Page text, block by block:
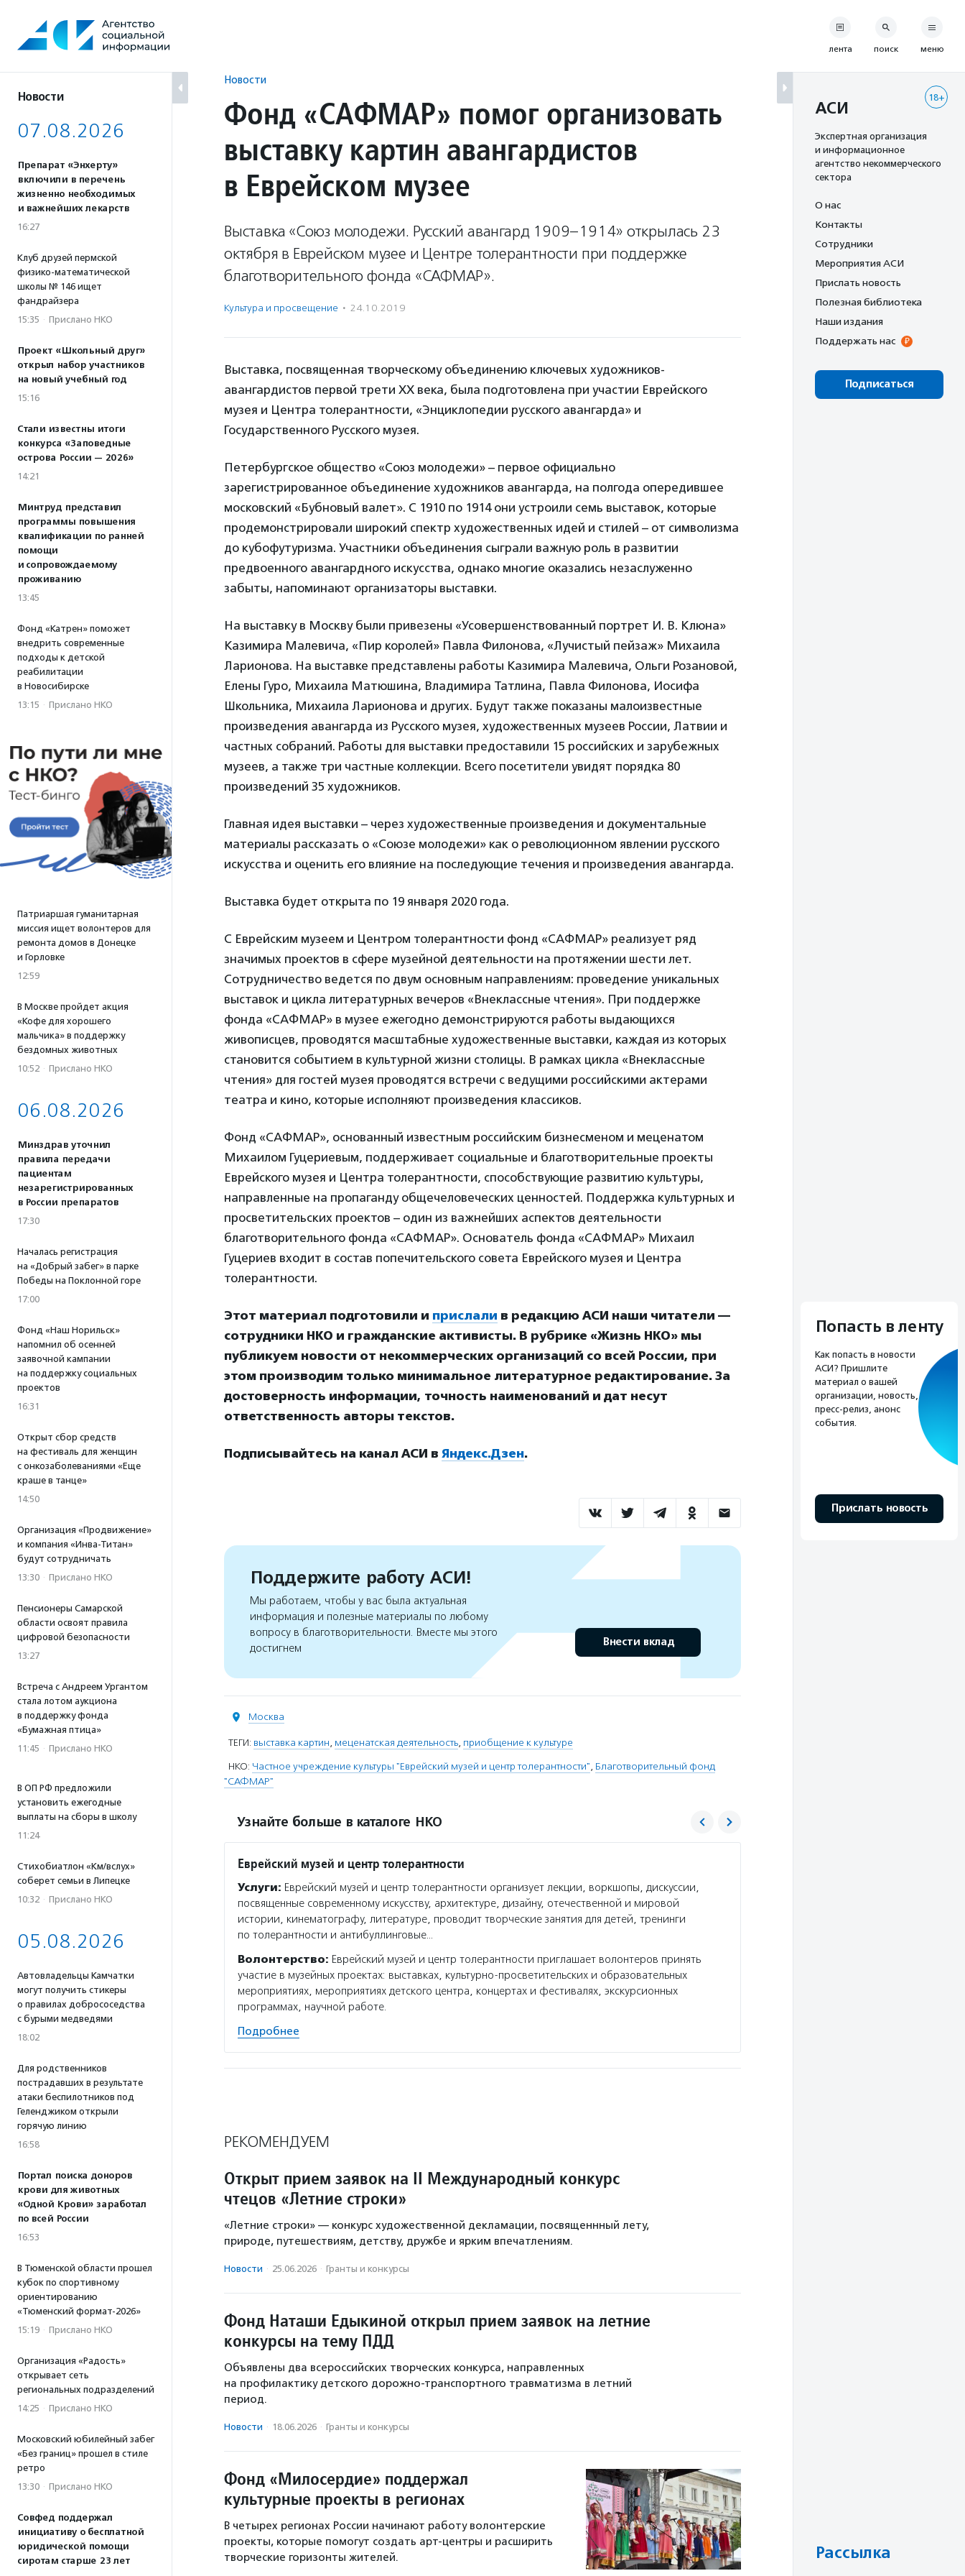
содержанию
Новости
07.08.2026
Препарат «Энхерту»
включили в перечень
жизненно необходимых
и важнейших лекарств
16:27
Клуб друзей пермской
физико-математической
школы № 146 ищет
фандрайзера
15:35 · Прислано НКО
Проект «Школьный друг»
открыл набор участников
на новый учебный год
15:16
Стали известны итоги
конкурса «Заповедные
острова России — 2026»
14:21
Минтруд представил
программы повышения
квалификации по ранней
помощи
и сопровождаемому
проживанию
13:45
Фонд «Катрен» поможет
внедрить современные
подходы к детской
реабилитации
в Новосибирске
13:15 · Прислано НКО
Патриаршая гуманитарная
миссия ищет волонтеров для
ремонта домов в Донецке
и Горловке
12:59
В Москве пройдет акция
«Кофе для хорошего
мальчика» в поддержку
бездомных животных
10:52 · Прислано НКО
06.08.2026
Минздрав уточнил
правила передачи
пациентам
незарегистрированных
в России препаратов
17:30
Началась регистрация
на «Добрый забег» в парке
Победы на Поклонной горе
17:00
Фонд «Наш Норильск»
напомнил об осенней
заявочной кампании
на поддержку социальных
проектов
16:31
Открыт сбор средств
на фестиваль для женщин
с онкозаболеваниями «Еще
краше в танце»
14:50
Организация «Продвижение»
и компания «Инва-Титан»
будут сотрудничать
13:30 · Прислано НКО
Пенсионеры Самарской
области освоят правила
цифровой безопасности
13:27
Встреча с Андреем Ургантом
стала лотом аукциона
в поддержку фонда
«Бумажная птица»
11:45 · Прислано НКО
В ОП РФ предложили
установить ежегодные
выплаты на сборы в школу
11:24
Стихобиатлон «Км/вслух»
соберет семьи в Липецке
10:32 · Прислано НКО
05.08.2026
Автовладельцы Камчатки
могут получить стикеры
о правилах добрососедства
с бурыми медведями
18:02
Для родственников
пострадавших в результате
атаки беспилотников под
Геленджиком открыли
горячую линию
16:58
Портал поиска доноров
крови для животных
«Одной Крови» заработал
по всей России
16:53
В Тюменской области прошел
кубок по спортивному
ориентированию
«Тюменский формат-2026»
15:19 · Прислано НКО
Организация «Радость»
открывает сеть
региональных подразделений
14:25 · Прислано НКО
Московский юбилейный забег
«Без границ» прошел в стиле
ретро
13:30 · Прислано НКО
Совфед поддержал
инициативу о бесплатной
юридической помощи
сиротам старше 23 лет
Новости
Фонд «САФМАР» помог организовать
выставку картин авангардистов
в Еврейском музее
Выставка «Союз молодежи. Русский авангард 1909–1914» открылась 23
октября в Еврейском музее и Центре толерантности при поддержке
благотворительного фонда «САФМАР».
Культура и просвещение · 24.10.2019
Выставка, посвященная творческому объединению ключевых художников-
авангардистов первой трети ХХ века, была подготовлена при участии Еврейского
музея и Центра толерантности, «Энциклопедии русского авангарда» и
Государственного Русского музея.
Петербургское общество «Союз молодежи» – первое официально
зарегистрированное объединение художников авангарда, на полгода опередившее
московский «Бубновый валет». С 1910 по 1914 они устроили семь выставок, которые
продемонстрировали широкий спектр художественных идей и стилей – от символизма
до кубофутуризма. Участники объединения сыграли важную роль в развитии
предвоенного авангардного искусства, однако многие оказались незаслуженно
забыты, напоминают организаторы выставки.
На выставку в Москву были привезены «Усовершенствованный портрет И. В. Клюна»
Казимира Малевича, «Пир королей» Павла Филонова, «Лучистый пейзаж» Михаила
Ларионова. На выставке представлены работы Казимира Малевича, Ольги Розановой,
Елены Гуро, Михаила Матюшина, Владимира Татлина, Павла Филонова, Иосифа
Школьника, Михаила Ларионова и других. Будут также показаны малоизвестные
произведения авангарда из Русского музея, художественных музеев России, Латвии и
частных собраний. Работы для выставки предоставили 15 российских и зарубежных
музеев, а также три частные коллекции. Всего посетители увидят порядка 80
произведений 35 художников.
Главная идея выставки – через художественные произведения и документальные
материалы рассказать о «Союзе молодежи» как о революционном явлении русского
искусства и оценить его влияние на последующие течения и произведения авангарда.
Выставка будет открыта по 19 января 2020 года.
С Еврейским музеем и Центром толерантности фонд «САФМАР» реализует ряд
значимых проектов в сфере музейной деятельности на протяжении шести лет.
Сотрудничество ведется по двум основным направлениям: проведение уникальных
выставок и цикла литературных вечеров «Внеклассные чтения». При поддержке
фонда «САФМАР» в музее ежегодно демонстрируются работы выдающихся
живописцев, проводятся масштабные художественные выставки, каждая из которых
становится событием в культурной жизни столицы. В рамках цикла «Внеклассные
чтения» для гостей музея проводятся встречи с ведущими российскими актерами
театра и кино, которые исполняют произведения классиков.
Фонд «САФМАР», основанный известным российским бизнесменом и меценатом
Михаилом Гуцериевым, поддерживает социальные и благотворительные проекты
Еврейского музея и Центра толерантности, способствующие развитию культуры,
направленные на пропаганду общечеловеческих ценностей. Поддержка культурных и
просветительских проектов – один из важнейших аспектов деятельности
благотворительного фонда «САФМАР». Основатель фонда «САФМАР» Михаил
Гуцериев входит в состав попечительского совета Еврейского музея и Центра
толерантности.
Этот материал подготовили и прислали в редакцию АСИ наши читатели —
сотрудники НКО и гражданские активисты. В рубрике «Жизнь НКО» мы
публикуем новости от некоммерческих организаций со всей России, при
этом производим только минимальное литературное редактирование. За
достоверность информации, точность наименований и дат несут
ответственность авторы текстов.
Подписывайтесь на канал АСИ в Яндекс.Дзен.
Поддержите работу АСИ!
Мы работаем, чтобы у вас была актуальная
информация и полезные материалы по любому
вопросу в благотворительности. Вместе мы этого
достигнем
Внести вклад
Москва
ТЕГИ: выставка картин, меценатская деятельность, приобщение к культуре
НКО: Частное учреждение культуры "Еврейский музей и центр толерантности", Благотворительный фонд
"САФМАР"
Узнайте больше в каталоге НКО
Еврейский музей и центр толерантности
Услуги: Еврейский музей и центр толерантности организует лекции, воркшопы, дискуссии,
посвященные современному искусству, архитектуре, дизайну, отечественной и мировой
истории, кинематографу, литературе, проводит творческие занятия для детей, тренинги
по толерантности и антибуллинговые…
Волонтерство: Еврейский музей и центр толерантности приглашает волонтеров принять
участие в музейных проектах: выставках, культурно-просветительских и образовательных
мероприятиях, мероприятиях детского центра, концертах и фестивалях, экскурсионных
программах, научной работе.
Подробнее
РЕКОМЕНДУЕМ
Открыт прием заявок на II Международный конкурс
чтецов «Летние строки»
«Летние строки» — конкурс художественной декламации, посвященнный лету,
природе, путешествиям, детству, дружбе и ярким впечатлениям.
Новости · 25.06.2026 · Гранты и конкурсы
Фонд Наташи Едыкиной открыл прием заявок на летние
конкурсы на тему ПДД
Объявлены два всероссийских творческих конкурса, направленных
на профилактику детского дорожно-транспортного травматизма в летний
период.
Новости · 18.06.2026 · Гранты и конкурсы
Фонд «Милосердие» поддержал
культурные проекты в регионах
В четырех регионах России начинают работу волонтерские
проекты, которые помогут создать арт-центры и расширить
творческие горизонты жителей.
лента поиск меню
18+
АСИ
Экспертная организация
и информационное
агентство некоммерческого
сектора
О нас
Контакты
Сотрудники
Мероприятия АСИ
Прислать новость
Полезная библиотека
Наши издания
Поддержать нас
Подписаться
Попасть в ленту
Как попасть в новости
АСИ? Пришлите
материал о вашей
организации, новость,
пресс-релиз, анонс
события.
Прислать новость
Рассылка